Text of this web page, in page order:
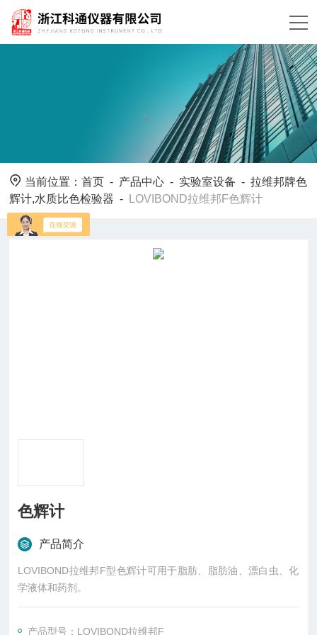
当前位置：首页 - 产品中心 - 实验室设备 -拉维邦牌色
辉计,水质比色检验器 - LOVIBOND拉维邦F色辉计
色辉计
产品简介
LOVIBOND拉维邦F型色辉计可用于脂肪、脂肪油、漂白虫、化
学液体和药剂。
产品型号：LOVIBOND拉维邦F